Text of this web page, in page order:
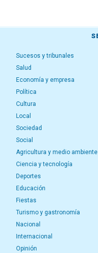
Sucesos y tribunales
Salud
Economía y empresa
Política
Cultura
Local
Sociedad
Social
Agricultura y medio ambiente
Ciencia y tecnología
Deportes
Educación
Fiestas
Turismo y gastronomía
Nacional
Internacional
Opinión